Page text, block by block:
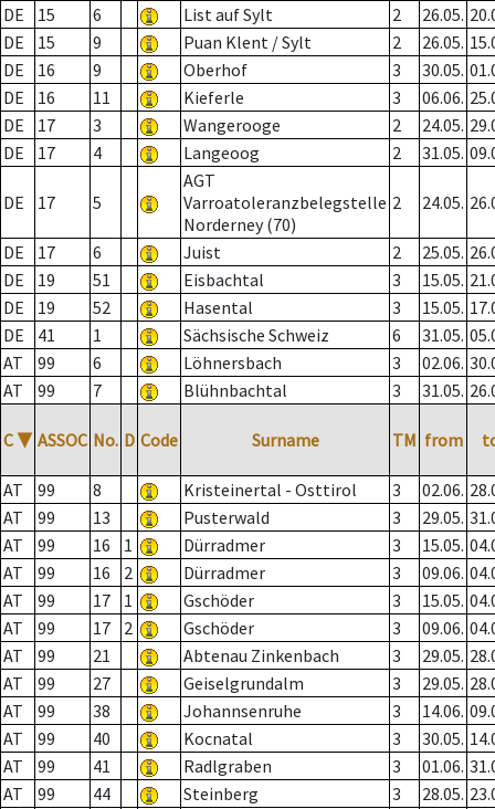
DE
15 6 List auf Sylt 2 26.05.
DE
15 9 Puan Klent / Sylt 2 26.05.
DE
16 9 Oberhof 3 30.05.
DE
16 11 Kieferle 3 06.06.
DE
17 3 Wangerooge 2 24.05.
DE
17 4 Langeoog 2 31.05.
DE 17 5
AGT
Varroatoleranzbelegstelle
Norderney (70)
2 24.05.
DE 17 6 Juist 2 25.05.
DE
19 51 Eisbachtal 3 15.05.
DE
19 52 Hasental 3 15.05.
DE
41 1 Sächsische Schweiz 6 31.05.
AT
99 6 Löhnersbach 3 02.06.
AT
99 7 Blühnbachtal 3 31.05.
C ▼ ASSOC No. D Code Surname TM from
AT 99 8 Kristeinertal - Osttirol 3 02.06.
AT
99 13 Pusterwald 3 29.05.
AT
99 16 1 Dürradmer 3 15.05.
AT
99 16 2 Dürradmer 3 09.06.
AT
99 17 1 Gschöder 3 15.05.
AT
99 17 2 Gschöder 3 09.06.
AT
99 21 Abtenau Zinkenbach 3 29.05.
AT
99 27 Geiselgrundalm 3 29.05.
AT
99 38 Johannsenruhe 3 14.06.
AT
99 40 Kocnatal 3 30.05.
AT
99 41 Radlgraben 3 01.06.
AT
99 44 Steinberg 3 28.05.